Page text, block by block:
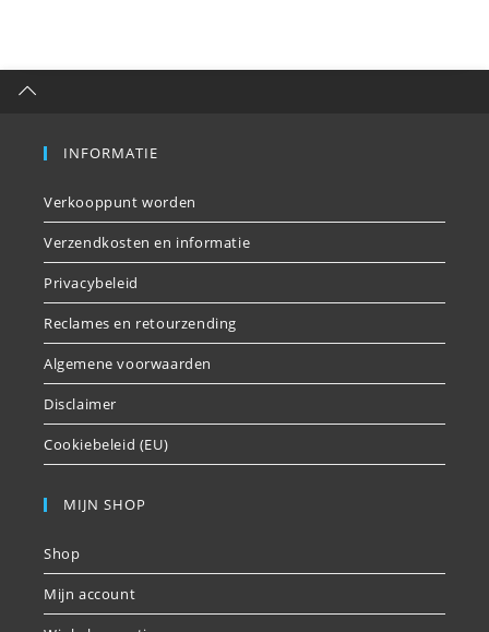
INFORMATIE
Verkooppunt worden
Verzendkosten en informatie
Privacybeleid
Reclames en retourzending
Algemene voorwaarden
Disclaimer
Cookiebeleid (EU)
MIJN SHOP
Shop
Mijn account